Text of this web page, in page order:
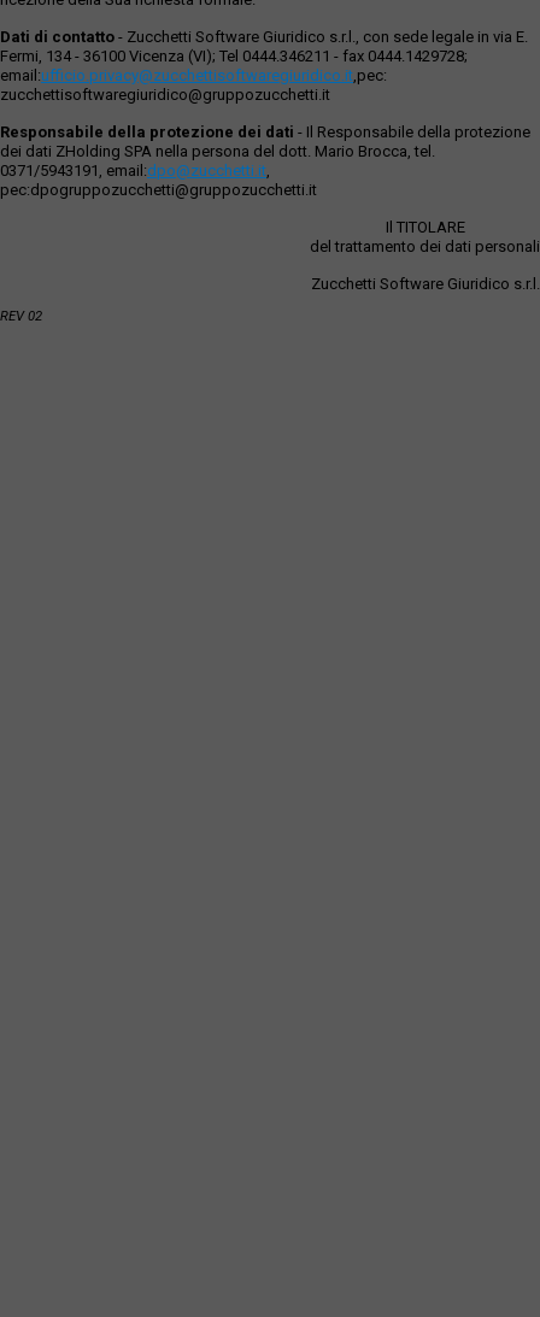
Dati di contatto - Zucchetti Software Giuridico s.r.l., con sede legale in via E.
Fermi, 134 - 36100 Vicenza (VI); Tel 0444.346211 - fax 0444.1429728;
email:ufficio.privacy@zucchettisoftwaregiuridico.it,pec:
zucchettisoftwaregiuridico@gruppozucchetti.it
Responsabile della protezione dei dati - Il Responsabile della protezione
dei dati ZHolding SPA nella persona del dott. Mario Brocca, tel.
0371/5943191, email:dpo@zucchetti.it,
pec:dpogruppozucchetti@gruppozucchetti.it
Il TITOLARE
del trattamento dei dati personali
Zucchetti Software Giuridico s.r.l.
REV 02